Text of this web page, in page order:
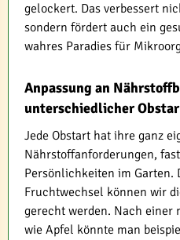
gelockert. Das verbessert
sondern fördert auch ein
wahres Paradies für
Anpassung an
unterschiedlicher
Jede Obstart hat ihre ganz
Nährstoffanforderungen,
Persönlichkeiten im Garten.
Fruchtwechsel können wir
gerecht werden. Nach einer
wie Apfel könnte man